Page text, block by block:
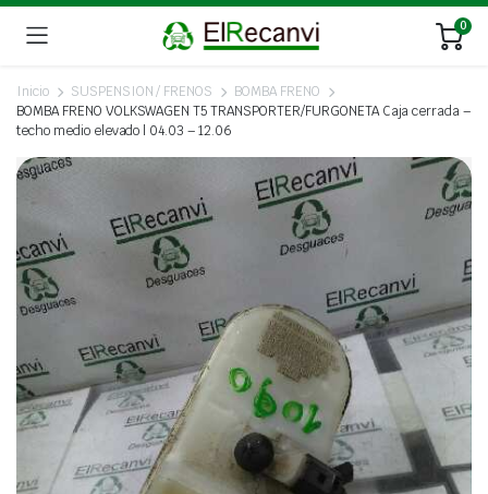
0
Inicio SUSPENSION / FRENOS
BOMBA FRENO
BOMBA FRENO VOLKSWAGEN T5 TRANSPORTER/FURGONETA Caja cerrada –
techo medio elevado | 04.03 – 12.06